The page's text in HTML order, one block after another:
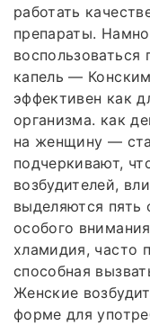
работать
препараты.
капель —
эффективен как
организма. как
на женщину —
подчеркивают,
возбудителей,
выделяются пять
особого
хламидия, часто
способная
Женские
форме для